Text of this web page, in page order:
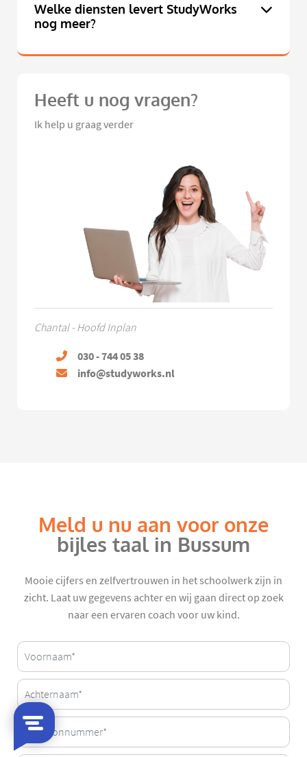
Welke diensten levert StudyWorks
nog meer?
Heeft u nog vragen?
Ik help u graag verder
Chantal - Hoofd Inplan
030 - 744 05 38
info@studyworks.nl
Meld u nu aan voor onze
bijles taal in Bussum
Mooie cijfers en zelfvertrouwen in het schoolwerk zijn in
zicht. Laat uw gegevens achter en wij gaan direct op zoek
naar een ervaren coach voor uw kind.